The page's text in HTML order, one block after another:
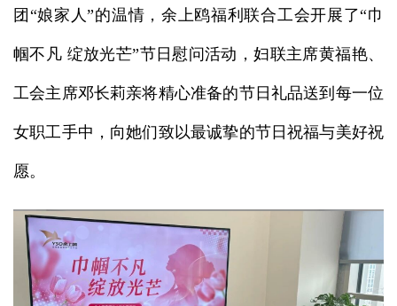
团“娘家人”的温情，余上鸥福利联合工会开展了“巾
帼不凡 绽放光芒”节日慰问活动，妇联主席黄福艳、
工会主席邓长莉亲将精心准备的节日礼品送到每一位
女职工手中，向她们致以最诚挚的节日祝福与美好祝
愿。